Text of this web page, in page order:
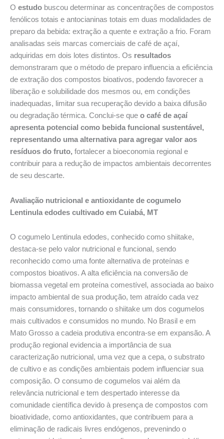
O estudo buscou determinar as concentrações de compostos
fenólicos totais e antocianinas totais em duas modalidades de
preparo da bebida: extração a quente e extração a frio. Foram
analisadas seis marcas comerciais de café de açaí,
adquiridas em dois lotes distintos. Os resultados
demonstraram que o método de preparo influencia a eficiência
de extração dos compostos bioativos, podendo favorecer a
liberação e solubilidade dos mesmos ou, em condições
inadequadas, limitar sua recuperação devido a baixa difusão
ou degradação térmica. Conclui-se que o café de açaí
apresenta potencial como bebida funcional sustentável,
representando uma alternativa para agregar valor aos
resíduos do fruto, fortalecer a bioeconomia regional e
contribuir para a redução de impactos ambientais decorrentes
de seu descarte.
Avaliação nutricional e antioxidante de cogumelo
Lentinula edodes cultivado em Cuiabá, MT
O cogumelo Lentinula edodes, conhecido como shiitake,
destaca-se pelo valor nutricional e funcional, sendo
reconhecido como uma fonte alternativa de proteínas e
compostos bioativos. A alta eficiência na conversão de
biomassa vegetal em proteína comestível, associada ao baixo
impacto ambiental de sua produção, tem atraído cada vez
mais consumidores, tornando o shiitake um dos cogumelos
mais cultivados e consumidos no mundo. No Brasil e em
Mato Grosso a cadeia produtiva encontra-se em expansão. A
produção regional evidencia a importância de sua
caracterização nutricional, uma vez que a cepa, o substrato
de cultivo e as condições ambientais podem influenciar sua
composição. O consumo de cogumelos vai além da
relevância nutricional e tem despertado interesse da
comunidade científica devido à presença de compostos com
bioatividade, como antioxidantes, que contribuem para a
eliminação de radicais livres endógenos, prevenindo o